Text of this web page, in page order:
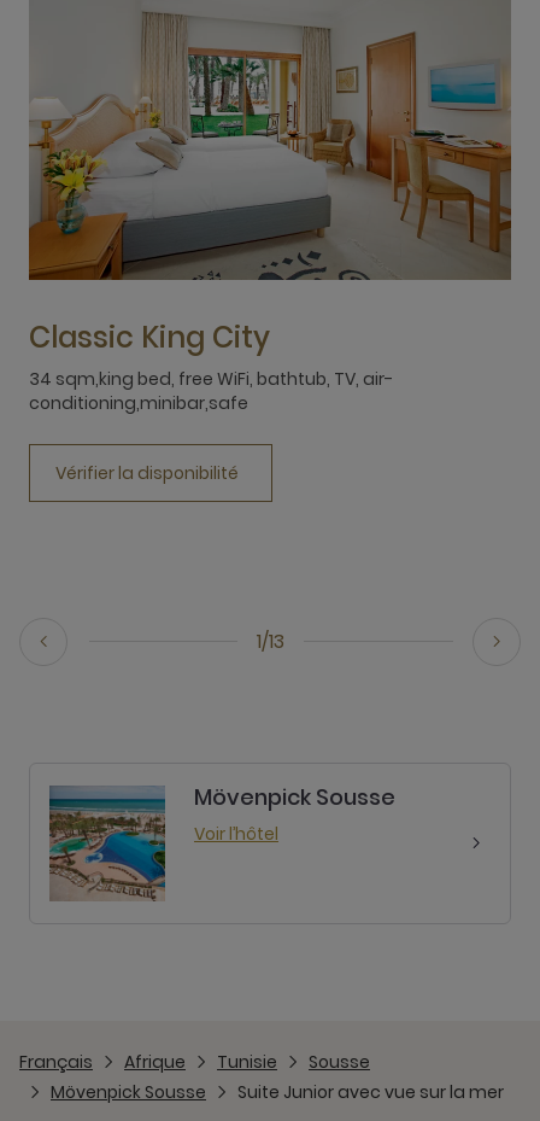
1/13
Classic King City
34 sqm,king bed, free WiFi, bathtub, TV, air-
conditioning,minibar,safe
Vérifier la disponibilité
Mövenpick Sousse
Voir l’hôtel
Français Afrique Tunisie
Sousse
Mövenpick Sousse
Suite Junior avec vue sur la mer